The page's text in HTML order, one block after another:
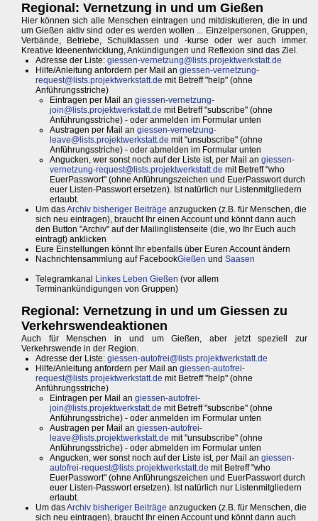
Regional: Vernetzung in und um Gießen
Hier können sich alle Menschen eintragen und mitdiskutieren, die in und
um Gießen aktiv sind oder es werden wollen ... Einzelpersonen, Gruppen,
Verbände, Betriebe, Schulklassen und -kurse oder wer auch immer.
Kreative Ideenentwicklung, Ankündigungen und Reflexion sind das Ziel.
Adresse der Liste: giessen-vernetzung@lists.projektwerkstatt.de
Hilfe/Anleitung anfordern per Mail an giessen-vernetzung-
request@lists.projektwerkstatt.de mit Betreff "help" (ohne
Anführungsstriche)
Eintragen per Mail an giessen-vernetzung-
join@lists.projektwerkstatt.de mit Betreff "subscribe" (ohne
Anführungsstriche) - oder anmelden im Formular unten
Austragen per Mail an giessen-vernetzung-
leave@lists.projektwerkstatt.de mit "unsubscribe" (ohne
Anführungsstriche) - oder abmelden im Formular unten
Angucken, wer sonst noch auf der Liste ist, per Mail an giessen-
vernetzung-request@lists.projektwerkstatt.de mit Betreff "who
EuerPasswort" (ohne Anführungszeichen und EuerPasswort durch
euer Listen-Passwort ersetzen). Ist natürlich nur Listenmitgliedern
erlaubt.
Um dasArchiv bisheriger Beiträge anzugucken (z.B. für Menschen, die
sich neu eintragen), braucht Ihr einen Account und könnt dann auch
den Button "Archiv" auf der Mailinglistenseite (die, wo Ihr Euch auch
eintragt) anklicken
Eure Einstellungen könnt Ihr ebenfalls über Euren Account ändern
Nachrichtensammlung auf FacebookGießen und Saasen
Telegramkanal Linkes Leben Gießen (vor allem
Terminankündigungen von Gruppen)
Regional: Vernetzung in und um Giessen zu
Verkehrswendeaktionen
Auch für Menschen in und um Gießen, aber jetzt speziell zur
Verkehrswende in der Region.
Adresse der Liste: giessen-autofrei@lists.projektwerkstatt.de
Hilfe/Anleitung anfordern per Mail an giessen-autofrei-
request@lists.projektwerkstatt.de mit Betreff "help" (ohne
Anführungsstriche)
Eintragen per Mail an giessen-autofrei-
join@lists.projektwerkstatt.de mit Betreff "subscribe" (ohne
Anführungsstriche) - oder anmelden im Formular unten
Austragen per Mail an giessen-autofrei-
leave@lists.projektwerkstatt.de mit "unsubscribe" (ohne
Anführungsstriche) - oder abmelden im Formular unten
Angucken, wer sonst noch auf der Liste ist, per Mail an giessen-
autofrei-request@lists.projektwerkstatt.de mit Betreff "who
EuerPasswort" (ohne Anführungszeichen und EuerPasswort durch
euer Listen-Passwort ersetzen). Ist natürlich nur Listenmitgliedern
erlaubt.
Um dasArchiv bisheriger Beiträge anzugucken (z.B. für Menschen, die
sich neu eintragen), braucht Ihr einen Account und könnt dann auch